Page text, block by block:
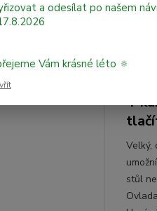
ovladač Hörmann HS 5 BS (bílý,
HS 5
4-
Velký,
stůl
a odesílat po našem
Vám krásné léto 🔅